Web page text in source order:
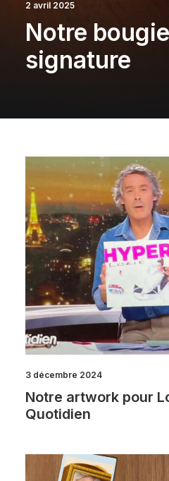
2 avril 2025
Notre bougie
signature
3 décembre 2024
Notre artwork pour
Quotidien